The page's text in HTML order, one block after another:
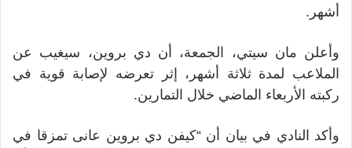
أشهر.
وأعلن مان سيتي، الجمعة، أن دي بروين، سيغيب عن
الملاعب لمدة ثلاثة أشهر، إثر تعرضه لإصابة قوية في
ركبته الأربعاء الماضي خلال التمارين.
وأكد النادي في بيان أن “كيفن دي بروين عانى تمزقا في